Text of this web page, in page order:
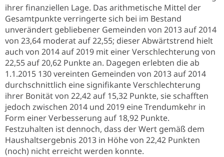
ihrer finanziellen Lage. Das arithmetische Mittel der
Gesamtpunkte verringerte sich bei im Bestand
unverändert gebliebener Gemeinden von 2013 auf 2014
von 23,64 moderat auf 22,55; dieser Abwärtstrend hielt
auch von 2014 auf 2019 mit einer Verschlechterung von
22,55 auf 20,62 Punkte an. Dagegen erlebten die ab
1.1.2015 130 vereinten Gemeinden von 2013 auf 2014
durchschnittlich eine signifikante Verschlechterung
ihrer Bonität von 22,42 auf 15,32 Punkte, sie schafften
jedoch zwischen 2014 und 2019 eine Trendumkehr in
Form einer Verbesserung auf 18,92 Punkte.
Festzuhalten ist dennoch, dass der Wert gemäß dem
Haushaltsergebnis 2013 in Höhe von 22,42 Punkten
(noch) nicht erreicht werden konnte.